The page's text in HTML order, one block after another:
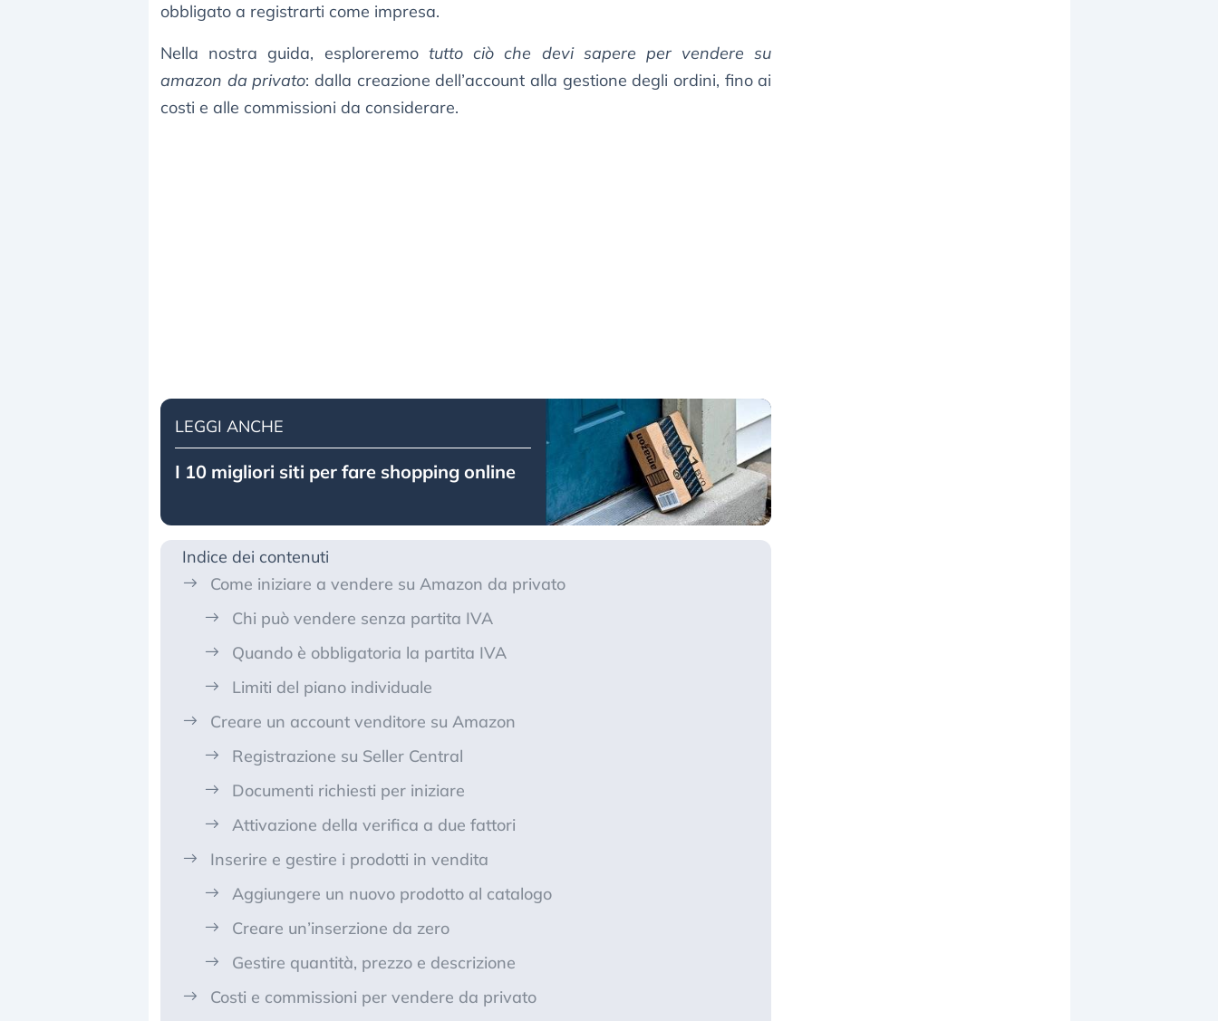
obbligato a registrarti come impresa.
Nella nostra guida, esploreremo tutto ciò che devi sapere per vendere su
amazon da privato: dalla creazione dell’account alla gestione degli ordini, fino ai
costi e alle commissioni da considerare.
LEGGI ANCHE
I 10 migliori siti per fare shopping online
Indice dei contenuti
Come iniziare a vendere su Amazon da privato
Chi può vendere senza partita IVA
Quando è obbligatoria la partita IVA
Limiti del piano individuale
Creare un account venditore su Amazon
Registrazione su Seller Central
Documenti richiesti per iniziare
Attivazione della verifica a due fattori
Inserire e gestire i prodotti in vendita
Aggiungere un nuovo prodotto al catalogo
Creare un’inserzione da zero
Gestire quantità, prezzo e descrizione
Costi e commissioni per vendere da privato